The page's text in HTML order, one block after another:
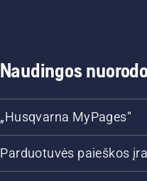
Naudingos
„Husqvarna MyPages“
Parduotuvės paieškos